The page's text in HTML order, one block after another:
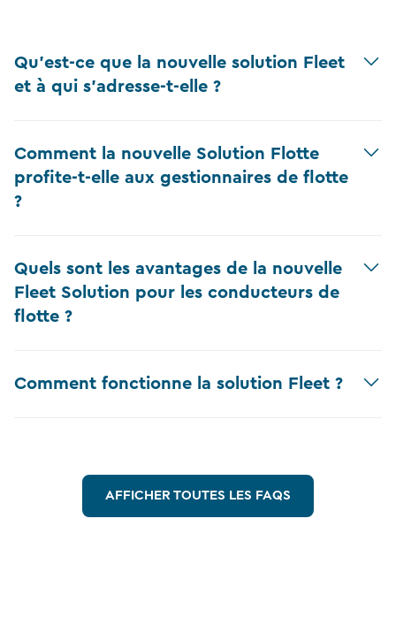
Qu'est-ce que la nouvelle solution Fleet
et à qui s'adresse-t-elle ?
Comment la nouvelle Solution Flotte
profite-t-elle aux gestionnaires de flotte
?
Quels sont les avantages de la nouvelle
Fleet Solution pour les conducteurs de
flotte ?
Comment fonctionne la solution Fleet ?
AFFICHER TOUTES LES FAQS